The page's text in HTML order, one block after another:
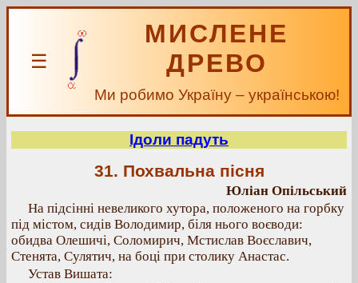
☰
МИСЛЕНЕ
ДРЕВО
Ми робимо Україну – українською!
Ідоли падуть
31. Похвальна пісня
Юліан Опільський
На підсінні невеликого хутора, положеного на горбку
під містом, сидів Володимир, біля нього воєводи:
обидва Олешичі, Соломирич, Мстислав Воєславич,
Стенята, Сулятич, на боці при столику Анастас.
Устав Вишата: